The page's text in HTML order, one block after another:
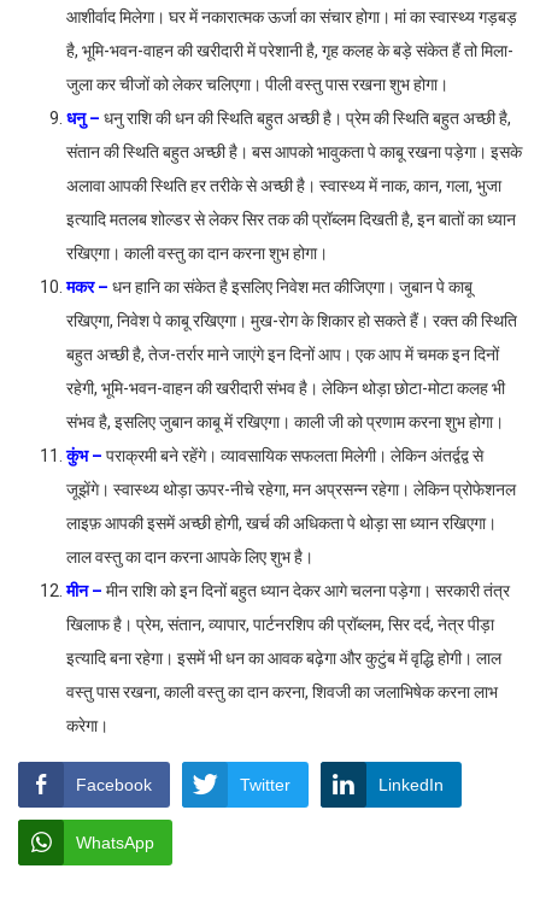
आशीर्वाद मिलेगा। घर में नकारात्मक ऊर्जा का संचार होगा। मां का स्वास्थ्य गड़बड़
है, भूमि-भवन-वाहन की खरीदारी में परेशानी है, गृह कलह के बड़े संकेत हैं तो मिला-
जुला कर चीजों को लेकर चलिएगा। पीली वस्तु पास रखना शुभ होगा।
धनु – धनु राशि की धन की स्थिति बहुत अच्छी है। प्रेम की स्थिति बहुत अच्छी है,
संतान की स्थिति बहुत अच्छी है। बस आपको भावुकता पे काबू रखना पड़ेगा। इसके
अलावा आपकी स्थिति हर तरीके से अच्छी है। स्वास्थ्य में नाक, कान, गला, भुजा
इत्यादि मतलब शोल्डर से लेकर सिर तक की प्रॉब्लम दिखती है, इन बातों का ध्यान
रखिएगा। काली वस्तु का दान करना शुभ होगा।
मकर – धन हानि का संकेत है इसलिए निवेश मत कीजिएगा। जुबान पे काबू
रखिएगा, निवेश पे काबू रखिएगा। मुख-रोग के शिकार हो सकते हैं। रक्त की स्थिति
बहुत अच्छी है, तेज-तर्रार माने जाएंगे इन दिनों आप। एक आप में चमक इन दिनों
रहेगी, भूमि-भवन-वाहन की खरीदारी संभव है। लेकिन थोड़ा छोटा-मोटा कलह भी
संभव है, इसलिए जुबान काबू में रखिएगा। काली जी को प्रणाम करना शुभ होगा।
कुंभ – पराक्रमी बने रहेंगे। व्यावसायिक सफलता मिलेगी। लेकिन अंतर्द्वद्व से
जूझेंगे। स्वास्थ्य थोड़ा ऊपर-नीचे रहेगा, मन अप्रसन्न रहेगा। लेकिन प्रोफेशनल
लाइफ़ आपकी इसमें अच्छी होगी, खर्च की अधिकता पे थोड़ा सा ध्यान रखिएगा।
लाल वस्तु का दान करना आपके लिए शुभ है।
मीन – मीन राशि को इन दिनों बहुत ध्यान देकर आगे चलना पड़ेगा। सरकारी तंत्र
खिलाफ है। प्रेम, संतान, व्यापार, पार्टनरशिप की प्रॉब्लम, सिर दर्द, नेत्र पीड़ा
इत्यादि बना रहेगा। इसमें भी धन का आवक बढ़ेगा और कुटुंब में वृद्धि होगी। लाल
वस्तु पास रखना, काली वस्तु का दान करना, शिवजी का जलाभिषेक करना लाभ
करेगा।
Facebook Twitter LinkedIn
WhatsApp